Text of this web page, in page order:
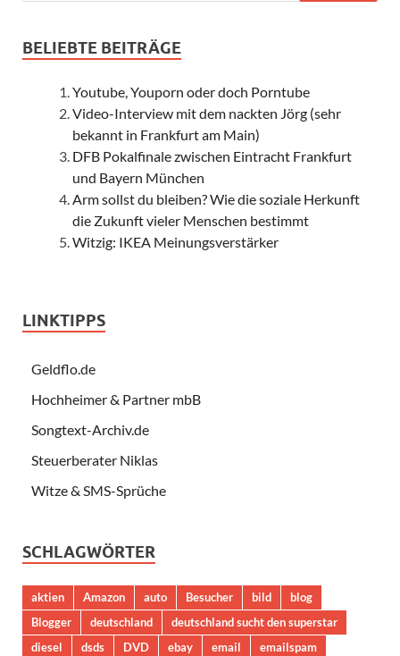
BELIEBTE BEITRÄGE
Youtube, Youporn oder doch Porntube
Video-Interview mit dem nackten Jörg (sehr
bekannt in Frankfurt am Main)
DFB Pokalfinale zwischen Eintracht Frankfurt
und Bayern München
Arm sollst du bleiben? Wie die soziale Herkunft
die Zukunft vieler Menschen bestimmt
Witzig: IKEA Meinungsverstärker
LINKTIPPS
Geldflo.de
Hochheimer & Partner mbB
Songtext-Archiv.de
Steuerberater Niklas
Witze & SMS-Sprüche
SCHLAGWÖRTER
aktien Amazon auto Besucher bild
blog
Blogger
deutschland
deutschland sucht den superstar
diesel
dsds DVD ebay email
emailspam